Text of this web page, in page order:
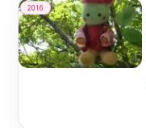
2016